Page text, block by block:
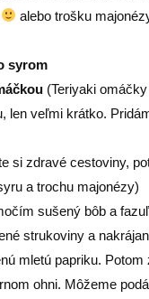
alebo trošku
syrom
(Teriyaki
len veľmi krátko.
si zdravé cestoviny,
a trochu majonézy)
sušený bôb a
strukoviny a
mletú papriku.
ohni. Môžeme